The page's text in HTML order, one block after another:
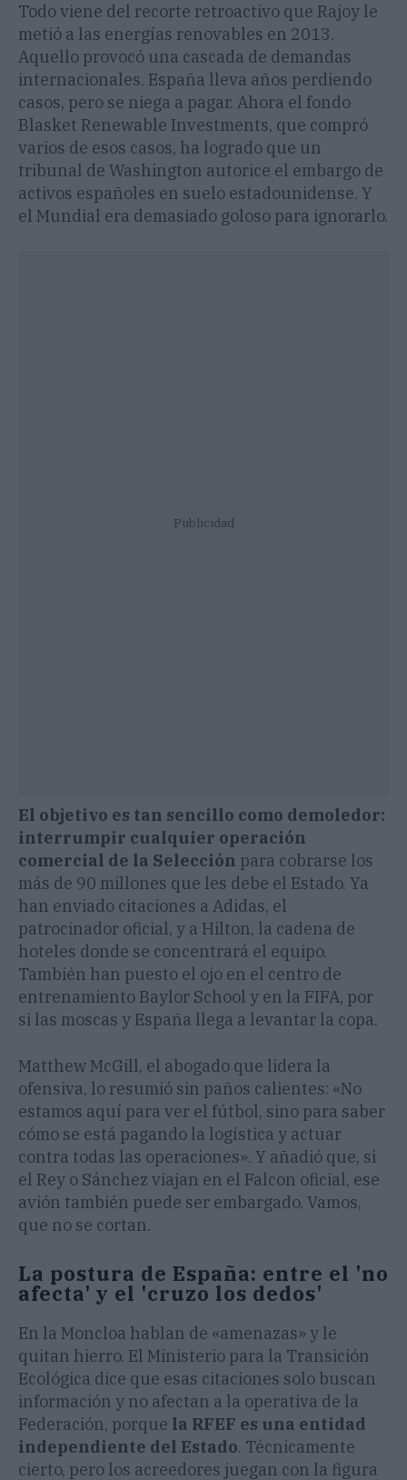
Todo viene del recorte retroactivo que Rajoy le
metió a las energías renovables en 2013.
Aquello provocó una cascada de demandas
internacionales. España lleva años perdiendo
casos, pero se niega a pagar. Ahora el fondo
Blasket Renewable Investments, que compró
varios de esos casos, ha logrado que un
tribunal de Washington autorice el embargo de
activos españoles en suelo estadounidense. Y
el Mundial era demasiado goloso para ignorarlo.
Publicidad
El objetivo es tan sencillo como demoledor:
interrumpir cualquier operación
comercial de la Selección para cobrarse los
más de 90 millones que les debe el Estado. Ya
han enviado citaciones a Adidas, el
patrocinador oficial, y a Hilton, la cadena de
hoteles donde se concentrará el equipo.
También han puesto el ojo en el centro de
entrenamiento Baylor School y en la FIFA, por
si las moscas y España llega a levantar la copa.
Matthew McGill, el abogado que lidera la
ofensiva, lo resumió sin paños calientes: «No
estamos aquí para ver el fútbol, sino para saber
cómo se está pagando la logística y actuar
contra todas las operaciones». Y añadió que, si
el Rey o Sánchez viajan en el Falcon oficial, ese
avión también puede ser embargado. Vamos,
que no se cortan.
La postura de España: entre el 'no
afecta' y el 'cruzo los dedos'
En la Moncloa hablan de «amenazas» y le
quitan hierro. El Ministerio para la Transición
Ecológica dice que esas citaciones solo buscan
información y no afectan a la operativa de la
Federación, porque la RFEF es una entidad
independiente del Estado. Técnicamente
cierto, pero los acreedores juegan con la figura